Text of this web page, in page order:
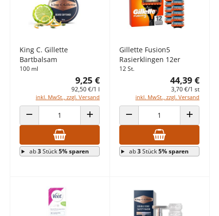
King C. Gillette
Bartbalsam
100 ml
9,25 €
92,50 €/1 l
inkl. MwSt., zzgl. Versand
ANZAHL VERRINGERN ANZAHL ERHÖHEN
ab3Stück5% sparen
Gillette Fusion5
Rasierklingen 12er
12 St.
44,39 €
3,70 €/1 st
inkl. MwSt., zzgl. Versand
ANZAHL VERRINGERN ANZAHL
ab3Stück5% sparen